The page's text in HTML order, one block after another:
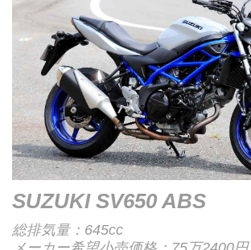
SUZUKI SV650 ABS
総排気量：645cc